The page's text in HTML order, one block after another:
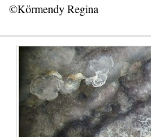
©Körmendy Regina